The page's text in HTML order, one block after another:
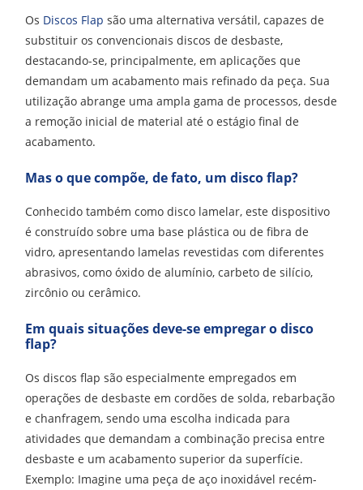
Os Discos Flap são uma alternativa versátil, capazes de
substituir os convencionais discos de desbaste,
destacando-se, principalmente, em aplicações que
demandam um acabamento mais refinado da peça. Sua
utilização abrange uma ampla gama de processos, desde
a remoção inicial de material até o estágio final de
acabamento.
Mas o que compõe, de fato, um disco flap?
Conhecido também como disco lamelar, este dispositivo
é construído sobre uma base plástica ou de fibra de
vidro, apresentando lamelas revestidas com diferentes
abrasivos, como óxido de alumínio, carbeto de silício,
zircônio ou cerâmico.
Em quais situações deve-se empregar o disco
flap?
Os discos flap são especialmente empregados em
operações de desbaste em cordões de solda, rebarbação
e chanfragem, sendo uma escolha indicada para
atividades que demandam a combinação precisa entre
desbaste e um acabamento superior da superfície.
Exemplo: Imagine uma peça de aço inoxidável recém-